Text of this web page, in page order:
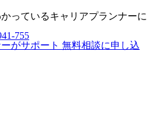
っているキャリアプランナーに
755
がサポート 無料相談に申し込